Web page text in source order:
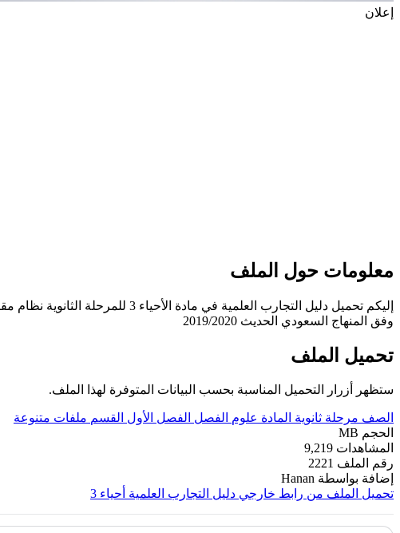
إعلان
معلومات حول الملف
إليكم تحميل دليل التجارب العلمية في مادة الأحياء 3 للمرحلة الثانوية نظام مقررات مسار العلوم الطبيعية
وفق المنهاج السعودي الحديث 2019/2020
تحميل الملف
ستظهر أزرار التحميل المناسبة بحسب البيانات المتوفرة لهذا الملف.
الصف مرحلة ثانوية المادة علوم الفصل الفصل الأول القسم ملفات متنوعة
الحجم MB
المشاهدات 9,219
رقم الملف 2221
إضافة بواسطة Hanan
تحميل الملف من رابط خارجي دليل التجارب العلمية أحياء 3